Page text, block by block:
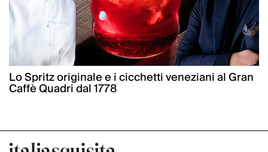
Lo Spritz originale e i cicchetti veneziani al Gran
Caffè Quadri dal 1778